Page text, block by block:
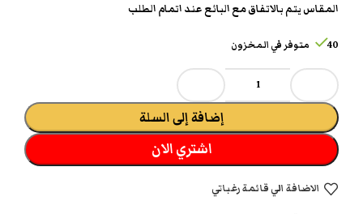
المقاس يتم بالاتفاق مع البائع عند اتمام الطلب
40 متوفر في المخزون
إضافة إلى السلة
اشتري الان
الاضافة الي قائمة رغباتي